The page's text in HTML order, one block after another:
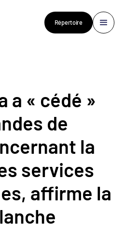
Répertoire
a « cédé »
de
la
services
affirme la